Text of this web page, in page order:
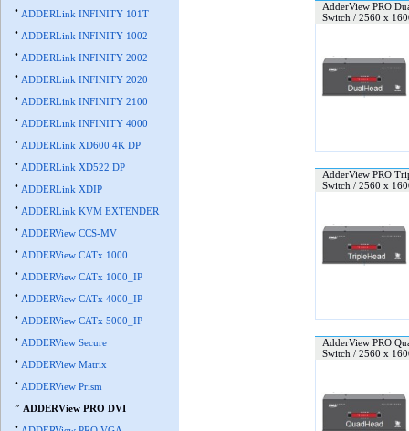
• ADDERLink INFINITY 101T
• ADDERLink INFINITY 1002
• ADDERLink INFINITY 2002
• ADDERLink INFINITY 2020
• ADDERLink INFINITY 2100
• ADDERLink INFINITY 4000
• ADDERLink XD600 4K DP
• ADDERLink XD522 DP
• ADDERLink XDIP
• ADDERLink KVM EXTENDER
• ADDERView CCS-MV
• ADDERView CATx 1000
• ADDERView CATx 1000_IP
• ADDERView CATx 4000_IP
• ADDERView CATx 5000_IP
• ADDERView Secure
• ADDERView Matrix
• ADDERView Prism
» ADDERView PRO DVI
•
AdderView PRO
Switch / 2560 x
AdderView PRO
Switch / 2560 x
AdderView PRO
Switch / 2560 x